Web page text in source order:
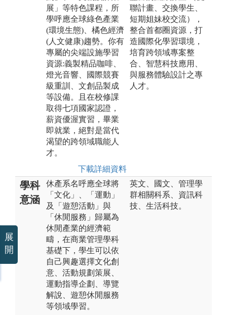
展」等特色課程，所
學呼應全球綠色產業
(環境生態)、橘色經濟
(人文健康)趨勢。你有
專屬的尖端設施學習
資源:義製精品咖啡、
燈光音響、國際競賽
級重訓、文創品製成
等設備。且在校修課
取得七項國家認證，
薪資優渥實習，畢業
即就業，絕對是當代
渴望的跨領域職能人
才。
下載詳細資料
聯計畫、交換學生、
短期姐妹校交流），
整合首都圈資源，打
造國際化學習環境，
培育跨領域專案整
合、智慧科技應用、
與服務體驗設計之專
人才。
學科
意涵
休產系名呼應全球將
「文化」、「運動」
及「遊憩活動」與
「休閒服務」歸屬為
休閒產業的經濟範
疇，在商業管理學科
基礎下，學生可以依
自己興趣選擇文化創
意、活動規劃策展、
運動指導企劃、導覽
解說、遊憩休閒服務
等領域學習。
英文、國文、管理學
群相關科系、資訊科
技、生活科技。
展
開